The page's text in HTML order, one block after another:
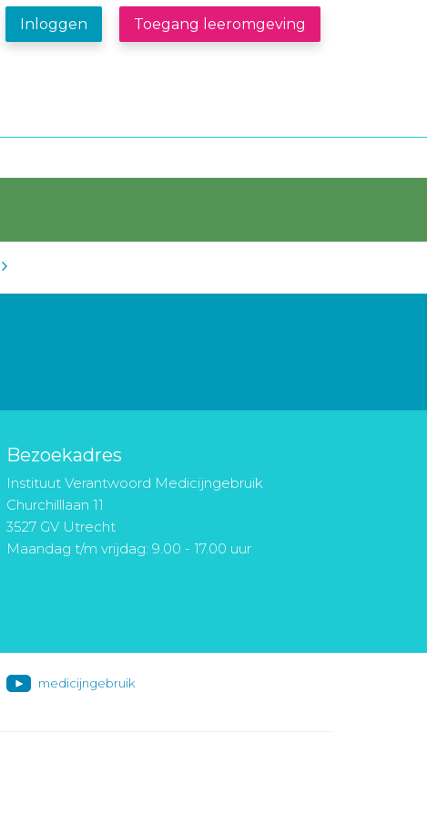
Inloggen Toegang leeromgeving
Bezoekadres
Instituut Verantwoord Medicijngebruik
Churchilllaan 11
3527 GV Utrecht
Maandag t/m vrijdag: 9.00 - 17.00 uur
medicijngebruik